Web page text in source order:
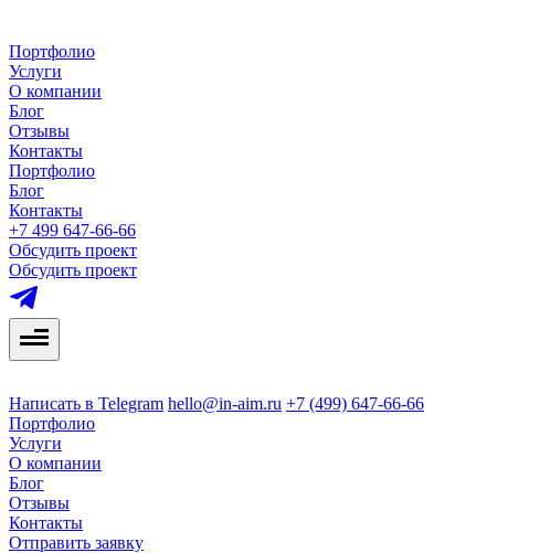
Портфолио
Услуги
О компании
Блог
Отзывы
Контакты
Портфолио
Блог
Контакты
+7 499 647-66-66
Обсудить проект
Обсудить проект
Написать в Telegram hello@in-aim.ru +7 (499) 647-66-66
Портфолио
Услуги
О компании
Блог
Отзывы
Контакты
Отправить заявку